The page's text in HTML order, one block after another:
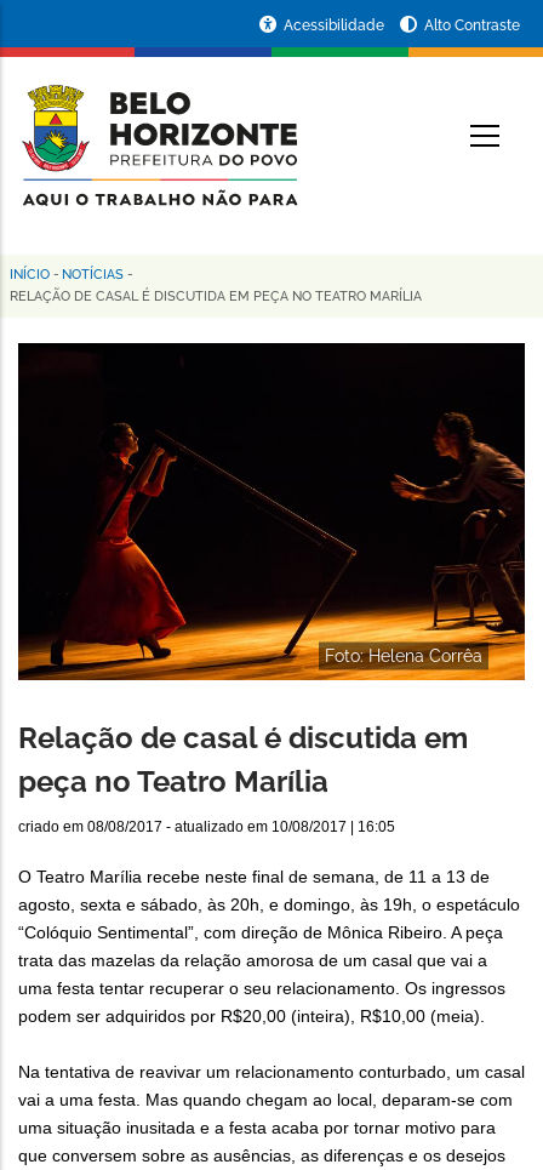
conteúdo
principal
da
Prefeitura
de
Horizonte
Acessibilidade Alto Contraste
Trilha
INÍCIO - NOTÍCIAS -
RELAÇÃO DE CASAL É DISCUTIDA EM PEÇA NO TEATRO MARÍLIA
Foto: Helena Corrêa
Relação de casal é discutida em
peça no Teatro Marília
criado em 08/08/2017 - atualizado em 10/08/2017 | 16:05
O Teatro Marília recebe neste final de semana, de 11 a 13 de
agosto, sexta e sábado, às 20h, e domingo, às 19h, o espetáculo
“Colóquio Sentimental”, com direção de Mônica Ribeiro. A peça
trata das mazelas da relação amorosa de um casal que vai a
uma festa tentar recuperar o seu relacionamento. Os ingressos
podem ser adquiridos por R$20,00 (inteira), R$10,00 (meia).
Na tentativa de reavivar um relacionamento conturbado, um casal
vai a uma festa. Mas quando chegam ao local, deparam-se com
uma situação inusitada e a festa acaba por tornar motivo para
que conversem sobre as ausências, as diferenças e os desejos